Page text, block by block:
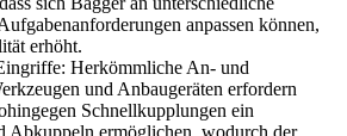
anpassen können,
erhöht.
Herkömmliche An- und
und Anbaugeräten erfordern
Schnellkupplungen ein